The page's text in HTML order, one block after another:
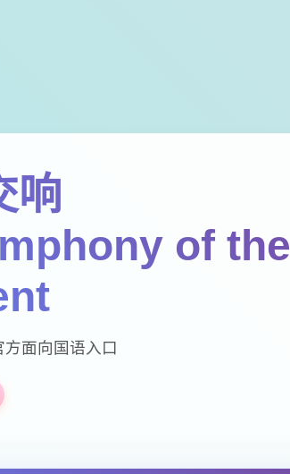
响
of the
面向国语入口